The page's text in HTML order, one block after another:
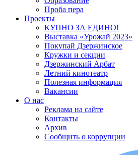
Проба пера
Проекты
КУПНО ЗА ЕДИНО!
Выставка «Урожай 2023»
Покупай Дзержинское
Кружки и секции
Дзержинский Арбат
Летний кинотеатр
Полезная информация
Вакансии
О нас
Реклама на сайте
Контакты
Архив
Сообщить о коррупции